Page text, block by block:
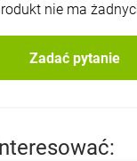
nie ma
Zadać pytanie